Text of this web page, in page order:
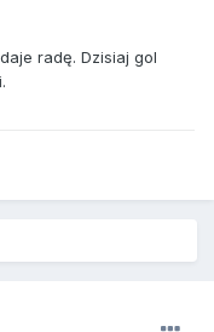
radę. Dzisiaj gol